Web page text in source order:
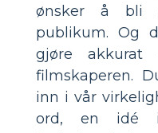
ønsker å bli
publikum. Og
gjøre
filmskaperen.
inn i vår
ord, en idé